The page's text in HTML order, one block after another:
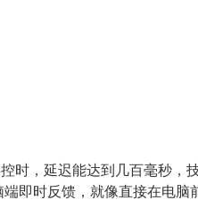
时，延迟能达到几百毫秒，
即时反馈，就像直接在电脑